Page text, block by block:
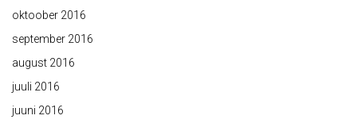
oktoober 2016
september 2016
august 2016
juuli 2016
juuni 2016